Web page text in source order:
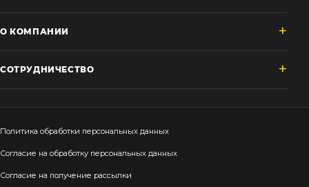
О КОМПАНИИ
СОТРУДНИЧЕСТВО
Политика обработки персональных данных
Согласие на обработку персональных данных
Согласие на получение рассылки